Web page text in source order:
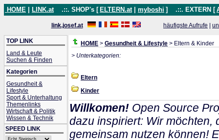
HOME LINK.at .::. SHOP's [ ELTERN.at myboshi ] .::. EXTERN [
link.josef.at häufigste Aufrufe
TOP LINK
Land & Leute
Suchen & Finden
Kategorien
Gesundheit &
Lifestyle
Sport & Unterhaltung
Themenlinks
Wirtschaft & Politik
Wissen & Technik
SPEED LINK
HOME > Gesundheit & Lifestyle > Eltern & Kinder
> Unterkategorien:
Eltern
Kinder
Willkomen! Open Source
dazu inspiriert: Wir möchten,
gemeinsam nutzen können!